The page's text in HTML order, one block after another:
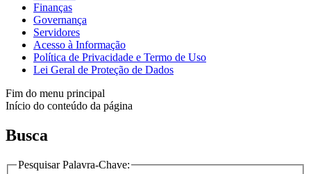
Finanças
Governança
Servidores
Acesso à Informação
Política de Privacidade e Termo de Uso
Lei Geral de Proteção de Dados
Fim do menu principal
Início do conteúdo da página
Busca
Pesquisar Palavra-Chave: